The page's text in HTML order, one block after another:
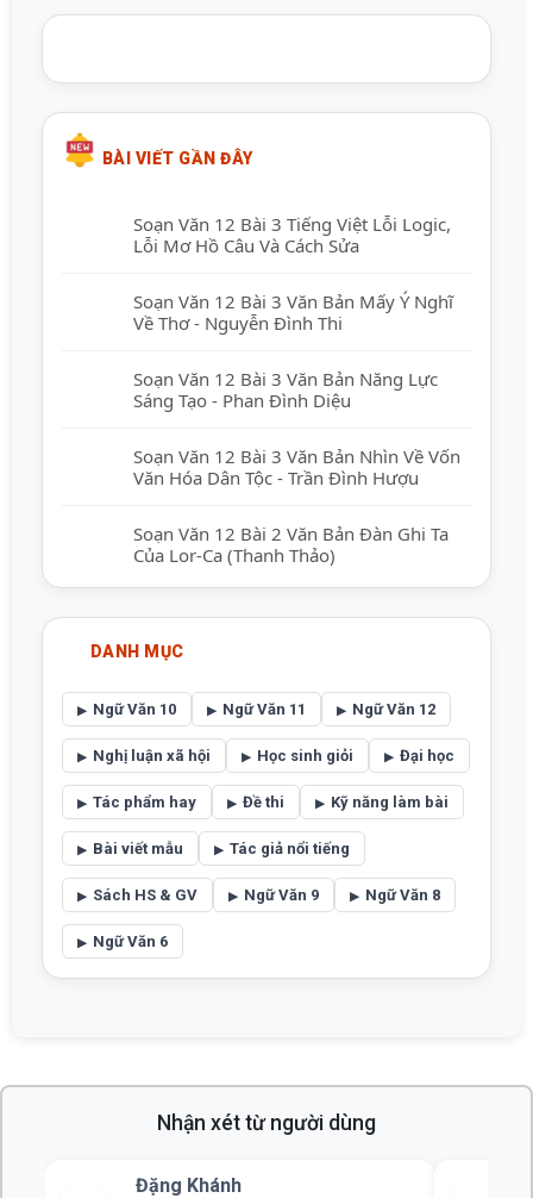
BÀI VIẾT GẦN ĐÂY
Soạn Văn 12 Bài 3 Tiếng Việt Lỗi Logic,
Lỗi Mơ Hồ Câu Và Cách Sửa
Soạn Văn 12 Bài 3 Văn Bản Mấy Ý Nghĩ
Về Thơ - Nguyễn Đình Thi
Soạn Văn 12 Bài 3 Văn Bản Năng Lực
Sáng Tạo - Phan Đình Diệu
Soạn Văn 12 Bài 3 Văn Bản Nhìn Về Vốn
Văn Hóa Dân Tộc - Trần Đình Hượu
Soạn Văn 12 Bài 2 Văn Bản Đàn Ghi Ta
Của Lor-Ca (Thanh Thảo)
DANH MỤC
Ngữ Văn 10 Ngữ Văn 11 Ngữ Văn 12
Nghị luận xã hội Học sinh giỏi Đại học
Tác phẩm hay Đề thi Kỹ năng làm bài
Bài viết mẫu Tác giả nổi tiếng
Sách HS & GV Ngữ Văn 9 Ngữ Văn 8
Ngữ Văn 6
Nhận xét từ người dùng
Bùi Thu